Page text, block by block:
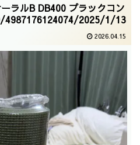
ラルB DB400 プラックコン
4987176124074/2025/1/13
2026.04.15